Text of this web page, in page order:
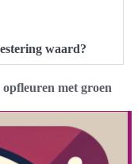
waard?
met groen